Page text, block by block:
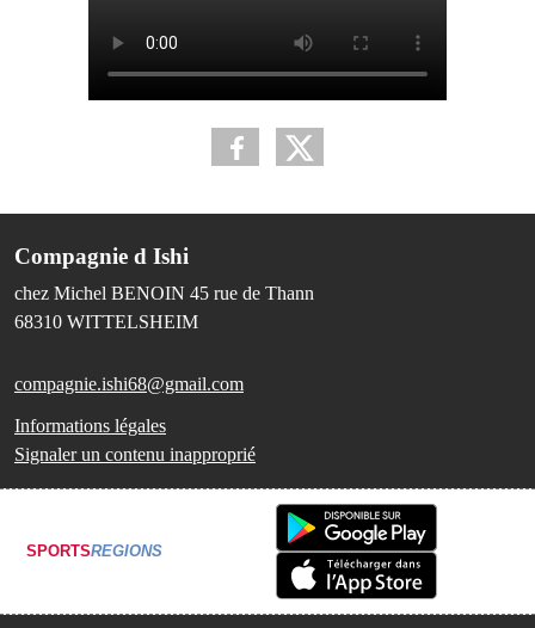
Compagnie d Ishi
chez Michel BENOIN 45 rue de Thann
68310 WITTELSHEIM
compagnie.ishi68@gmail.com
Informations légales
Signaler un contenu inapproprié
SPORTSREGIONS